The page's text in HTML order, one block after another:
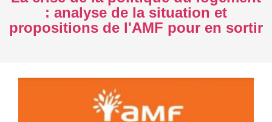
: analyse de la situation et
propositions de l'AMF pour en sortir